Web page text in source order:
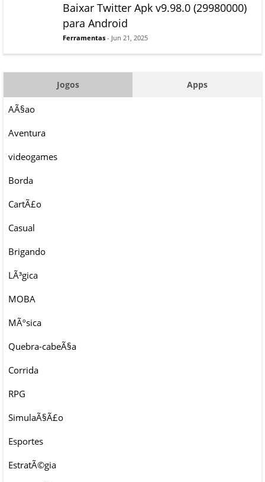
Baixar Twitter Apk v9.98.0 (29980000)
para Android
Ferramentas - Jun 21, 2025
Jogos Apps
AÃ§ao
Aventura
videogames
Borda
CartÃ£o
Casual
Brigando
LÃ³gica
MOBA
MÃºsica
Quebra-cabeÃ§a
Corrida
RPG
SimulaÃ§Ã£o
Esportes
EstratÃ©gia